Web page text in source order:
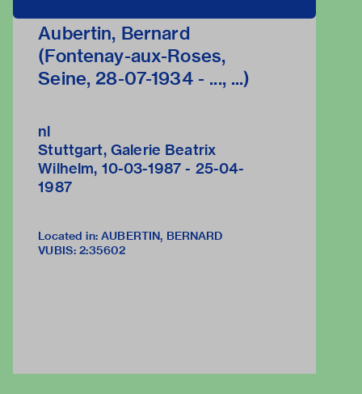
Aubertin, Bernard
(Fontenay-aux-Roses,
Seine, 28-07-1934 - ..., ...)
nl
Stuttgart, Galerie Beatrix
Wilhelm, 10-03-1987 - 25-04-
1987
Located in: AUBERTIN, BERNARD
VUBIS: 2:35602